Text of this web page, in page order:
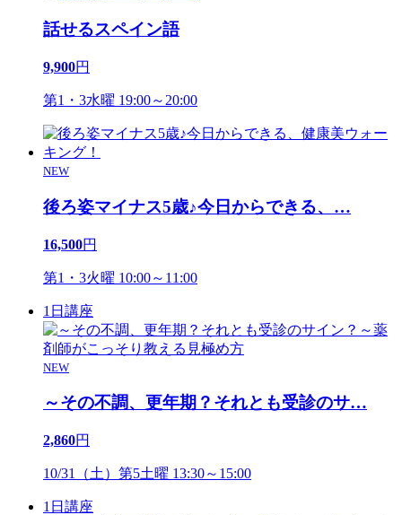
話せるスペイン語
9,900円
第1・3水曜 19:00～20:00
NEW
後ろ姿マイナス5歳♪今日からできる、 …
16,500円
第1・3火曜 10:00～11:00
1日講座
NEW
～その不調、更年期？それとも受診のサ…
2,860円
10/31（土）第5土曜 13:30～15:00
1日講座